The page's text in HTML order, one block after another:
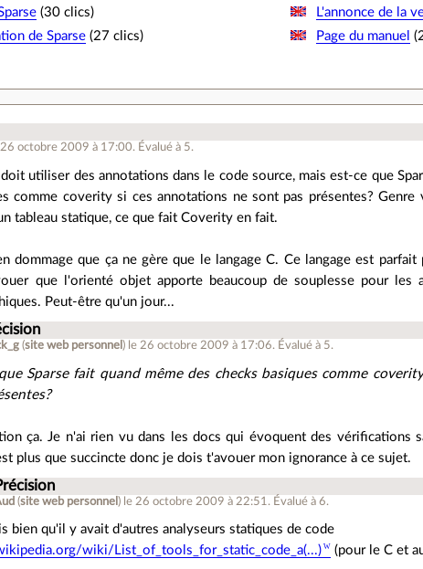
(30 clics) L'annonce de la
de Sparse(27 clics) Page du manuel
26 octobre 2009 à 17:00. Évalué à 5.
utiliser des annotations dans le code source, mais est-ce que
comme coverity si ces annotations ne sont pas présentes? Genre
tableau statique, ce que fait Coverity en fait.
dommage que ça ne gère que le langage C. Ce langage est
que l'orienté objet apporte beaucoup de souplesse pour les
Peut-être qu'un jour...
(site web personnel ) le 26 octobre 2009 à 17:06. Évalué à 5.
Sparse fait quand même des checks basiques comme
ça. Je n'ai rien vu dans les docs qui évoquent des vérifications
plus que succincte donc je dois t'avouer mon ignorance à ce sujet.
(site web personnel ) le 26 octobre 2009 à 22:51 . Évalué à6.
bien qu'il y avait d'autres analyseurs statiques de code
wiki/List_of_tools_for_static_code_a(...)
(pour le C et